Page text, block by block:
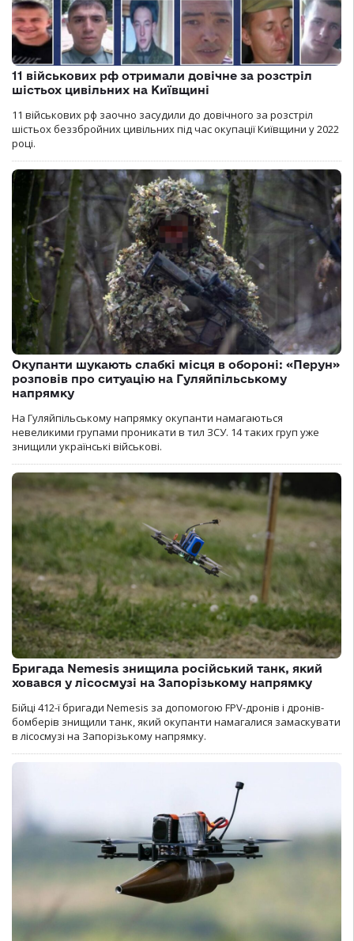
11 військових рф отримали довічне за розстріл
шістьох цивільних на Київщині
11 військових рф заочно засудили до довічного за розстріл
шістьох беззбройних цивільних під час окупації Київщини у 2022
році.
Окупанти шукають слабкі місця в обороні: «Перун»
розповів про ситуацію на Гуляйпільському
напрямку
На Гуляйпільському напрямку окупанти намагаються
невеликими групами проникати в тил ЗСУ. 14 таких груп уже
знищили українські військові.
Бригада Nemesis знищила російський танк, який
ховався у лісосмузі на Запорізькому напрямку
Бійці 412-ї бригади Nemesis за допомогою FPV-дронів і дронів-
бомберів знищили танк, який окупанти намагалися замаскувати
в лісосмузі на Запорізькому напрямку.